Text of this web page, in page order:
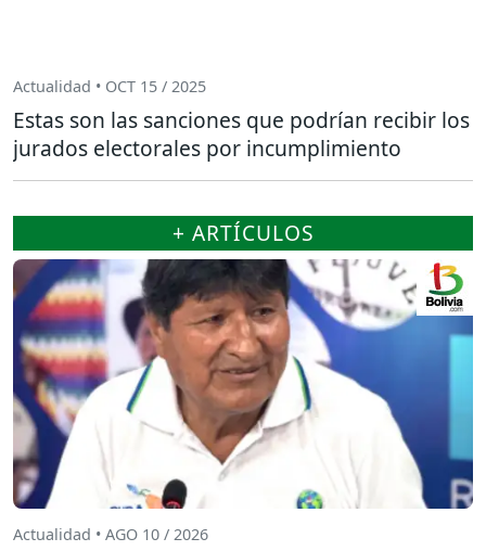
Actualidad • OCT 15 / 2025
Estas son las sanciones que podrían recibir los
jurados electorales por incumplimiento
+ ARTÍCULOS
Actualidad • AGO 10 / 2026